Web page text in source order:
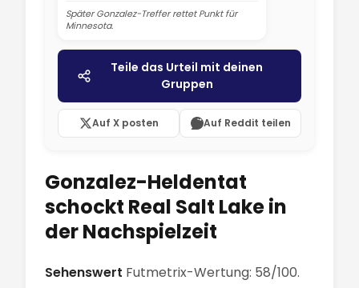
Später Gonzalez-Treffer rettet Punkt für
Minnesota.
Teile das Urteil mit deinen
Gruppen
Auf X posten Auf Reddit teilen
Gonzalez-Heldentat
schockt Real Salt Lake in
der Nachspielzeit
Sehenswert Futmetrix-Wertung: 58/100.